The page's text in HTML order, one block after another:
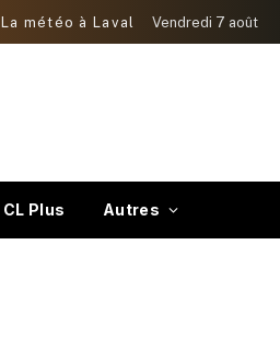
La météo à Laval Vendredi 7 août
CL Plus Autres